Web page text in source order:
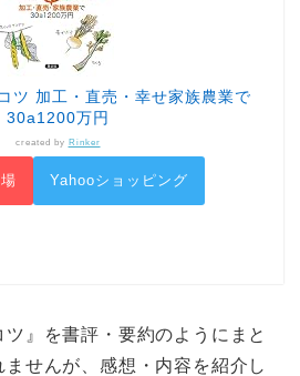
ツ 加工・直売・幸せ家族農業で
30a1200万円
created by Rinker
Yahooショッピング
ツ』を書評・要約のようにまと
せんが、感想・内容を紹介し